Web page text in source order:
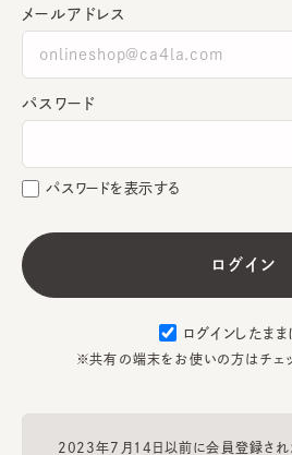
メールアドレス
パスワード
パスワードを表示する
ログインしたまま
※共有の端末をお使いの方はチェ
2023年7月14日以前に会員登録され